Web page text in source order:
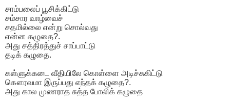
சாம்பலைப் பூசிக்கிட்டு
சம்சார வாழ்வைச்
சதமில்லை என்று சொல்வது
என்ன கழுதை?.
அது சத்திரத்துச் சாப்பாட்டு
தடிக் கழுதை.
கள்ளுக்கடை வீதியிலே கொள்ளை அடிச்சுகிட்டு
கௌரவமா இருப்பது எந்தக் கழுதை?.
அது கால முணராத சுத்த போலிக் கழுதை